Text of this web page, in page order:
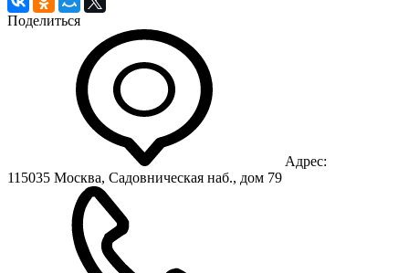
Поделиться
Адрес:
115035 Москва, Садовническая наб., дом 79